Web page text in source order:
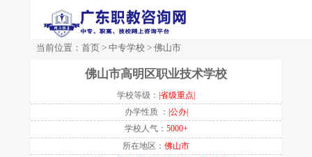
当前位置： 首页 > 中专学校 > 佛山市
佛山市高明区职业技术学校
学校等级： |省级重点|
办学性质 ： |公办|
学校人气： 5000+
所在地区： 佛山市